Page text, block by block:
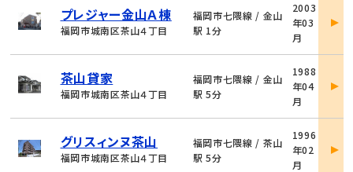
プレジャー金山Ａ棟
福岡市城南区茶山４丁目
福岡市七隈線 / 金山
駅 1分
2003
年03
月
詳
茶山貸家
福岡市城南区茶山４丁目
福岡市七隈線 / 金山
駅 5分
1988
年04
月
詳
グリスィンヌ茶山
福岡市城南区茶山４丁目
福岡市七隈線 / 茶山
駅 5分
1996
年02
月
詳